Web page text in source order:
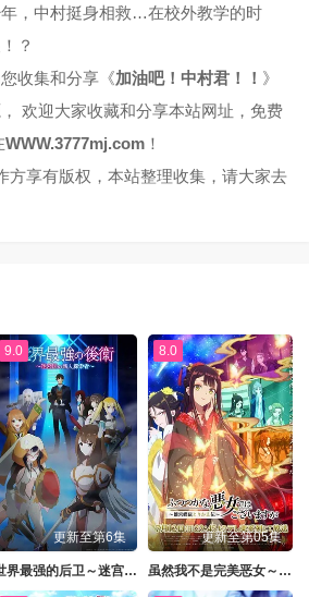
，中村挺身相救…在校外教学的时
？
收集和分享《加油吧！中村君！！ 》
欢迎大家收藏和分享本站网址，免费
WWW.3777mj.com ！
方享有版权，本站整理收集，请大家去
9.0
更新至第6集
世界最强的后卫～迷宫国的新人探索者～
8.0
更新至第05集
虽然我不是完美恶女～雏宫蝶鼠替换传～